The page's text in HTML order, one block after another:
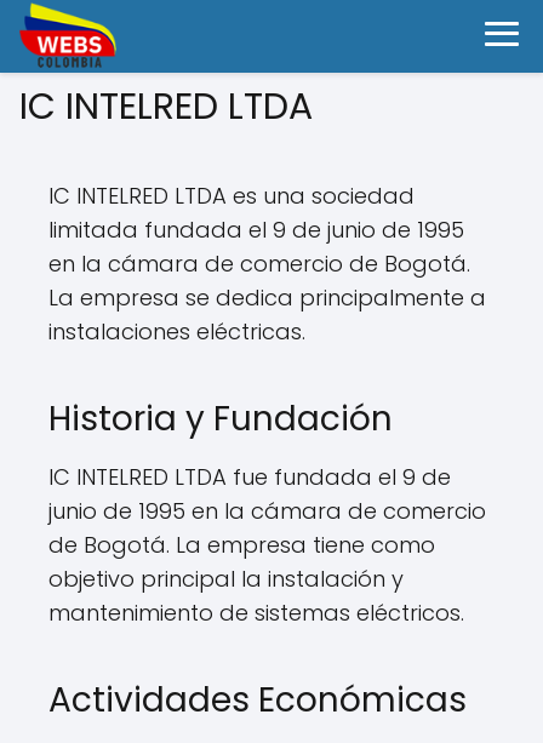
IC INTELRED LTDA
IC INTELRED LTDA es una sociedad
limitada fundada el 9 de junio de 1995
en la cámara de comercio de Bogotá.
La empresa se dedica principalmente a
instalaciones eléctricas.
Historia y Fundación
IC INTELRED LTDA fue fundada el 9 de
junio de 1995 en la cámara de comercio
de Bogotá. La empresa tiene como
objetivo principal la instalación y
mantenimiento de sistemas eléctricos.
Actividades Económicas